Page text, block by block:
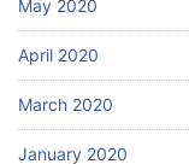
May 2020
April 2020
March 2020
January 2020